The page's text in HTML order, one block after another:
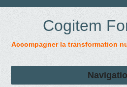
Cogitem
Accompagner la transformation